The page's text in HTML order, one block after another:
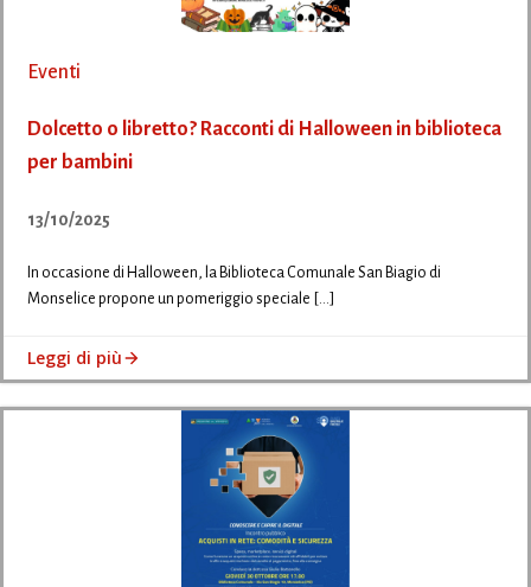
Eventi
Dolcetto o libretto? Racconti di Halloween in biblioteca
per bambini
13/10/2025
In occasione di Halloween, la Biblioteca Comunale San Biagio di
Monselice propone un pomeriggio speciale […]
Leggi di più